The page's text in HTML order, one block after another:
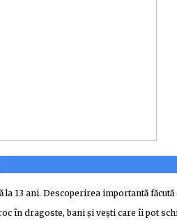
13 ani. Descoperirea importantă
în dragoste, bani și vești care îi pot